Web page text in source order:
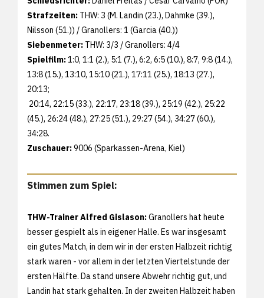
Strafzeiten: THW: 3 (M. Landin (23.), Dahmke (39.),
Nilsson (51.)) / Granollers: 1 (Garcia (40.))
Siebenmeter: THW: 3/3 / Granollers: 4/4
Spielfilm:1:0, 1:1 (2.), 5:1 (7.), 6:2, 6:5 (10.), 8:7, 9:8 (14.),
13:8 (15.), 13:10, 15:10 (21.), 17:11 (25.), 18:13 (27.),
20:13;
20:14, 22:15 (33.), 22:17, 23:18 (39.), 25:19 (42.), 25:22
(45.), 26:24 (48.), 27:25 (51.), 29:27 (54.), 34:27 (60.),
34:28.
Zuschauer:9006 (Sparkassen-Arena, Kiel)
Stimmen zum Spiel:
THW-Trainer Alfred Gislason:Granollers hat heute
besser gespielt als in eigener Halle. Es war insgesamt
ein gutes Match, in dem wir in der ersten Halbzeit richtig
stark waren - vor allem in der letzten Viertelstunde der
ersten Hälfte. Da stand unsere Abwehr richtig gut, und
Landin hat stark gehalten. In der zweiten Halbzeit haben